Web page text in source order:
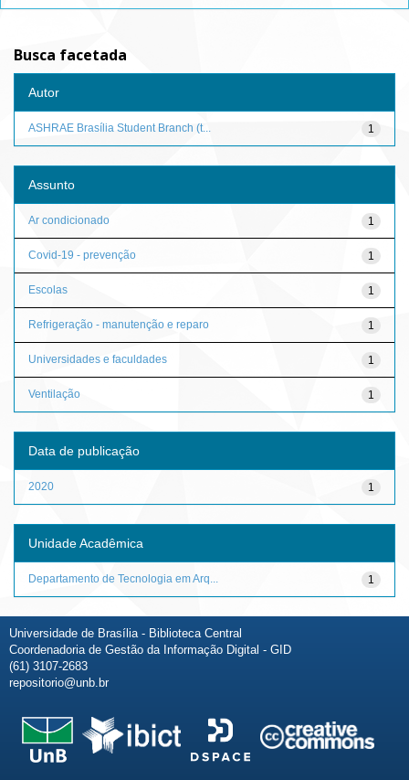
Busca facetada
Autor
1
ASHRAE Brasília Student Branch (t...
Assunto
1
Ar condicionado
1
Covid-19 - prevenção
1
Escolas
1
Refrigeração - manutenção e reparo
1
Universidades e faculdades
1
Ventilação
Data de publicação
1
2020
Unidade Acadêmica
1
Departamento de Tecnologia em Arq...
Universidade de Brasília - Biblioteca Central
Coordenadoria de Gestão da Informação Digital - GID
(61) 3107-2683
repositorio@unb.br